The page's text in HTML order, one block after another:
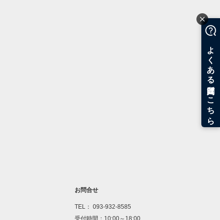
お問合せ
TEL： 093-932-8585
受付時間：10:00～18:00